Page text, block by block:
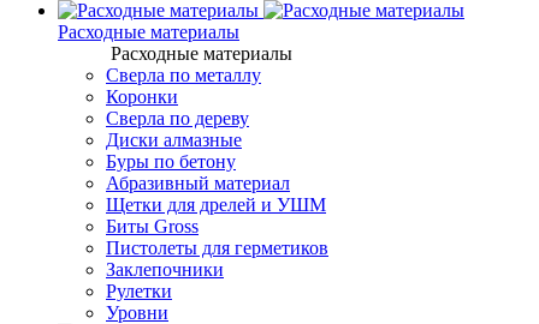
Расходные материалы
Расходные материалы
Сверла по металлу
Коронки
Сверла по дереву
Диски алмазные
Буры по бетону
Абразивный материал
Щетки для дрелей и УШМ
Биты Gross
Пистолеты для герметиков
Заклепочники
Рулетки
Уровни